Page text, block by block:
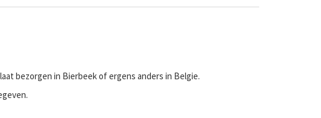
bezorgen in Bierbeek of ergens anders in Belgie.